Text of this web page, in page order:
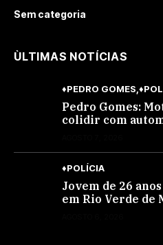
Sem categoria
ÙLTIMAS NOTÍCIAS
♦PEDRO GOMES
Pedro Gomes:
colidir com
♦POLÍCIA
Jovem de 26
em Rio Verde de